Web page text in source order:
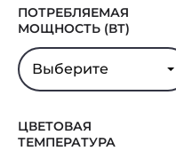
ПОТРЕБЛЯЕМАЯ
МОЩНОСТЬ (ВТ)
Выберите
ЦВЕТОВАЯ
ТЕМПЕРАТУРА